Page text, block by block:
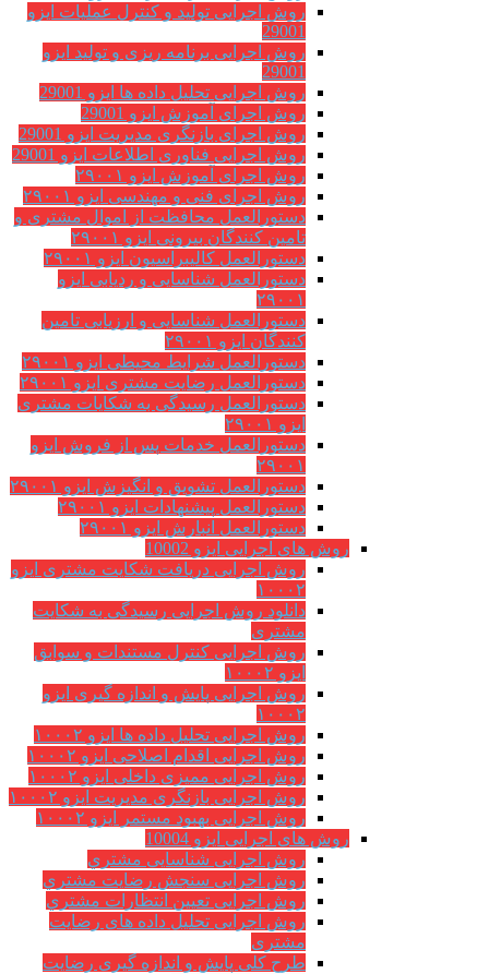
روش اجرایی تولید و کنترل عملیات ایزو
روش اجرایی برنامه ریزی و تولید ایزو
روش اجرایی تحلیل داده ها ایزو 29001
روش اجرای آموزش ایزو 29001
روش اجرای بازنگری مدیریت ایزو 29001
روش اجرایی فناوری اطلاعات ایزو 29001
روش اجرای آموزش ایزو ۲۹۰۰۱
روش اجرای فنی و مهندسی ایزو ۲۹۰۰۱
دستورالعمل محافظت از اموال مشتری و
تامین کنندگان بیرونی ایزو ۲۹۰۰۱
دستورالعمل کالیبراسیون ایزو ۲۹۰۰۱
دستورالعمل شناسایی و ردیابی ایزو
دستورالعمل شناسایی و ارزیابی تامین
دستورالعمل شرایط محیطی ایزو ۲۹۰۰۱
دستورالعمل رضایت مشتری ایزو ۲۹۰۰۱
دستورالعمل رسیدگی به شکایات مشتری
دستورالعمل خدمات پس از فروش ایزو
دستورالعمل تشویق و انگیزش ایزو ۲۹۰۰۱
دستورالعمل پیشنهادات ایزو ۲۹۰۰۱
دستورالعمل انبارش ایزو ۲۹۰۰۱
روش های اجرایی ایزو 10002
روش اجرایی دریافت شکایت مشتری ایزو
دانلود روش اجرایی رسیدگی به شکایت
روش اجرایی کنترل مستندات و سوابق
روش اجرایی پایش و اندازه گیری ایزو
روش اجرایی تحلیل داده ها ایزو ۱۰۰۰۲
روش اجرایی اقدام اصلاحی ایزو ۱۰۰۰۲
روش اجرایی ممیزی داخلی ایزو ۱۰۰۰۲
روش اجرایی بازنگری مدیریت ایزو ۱۰۰۰۲
روش اجرایی بهبود مستمر ایزو ۱۰۰۰۲
روش های اجرایی ایزو 10004
روش اجرایی شناسایی مشتري
روش اجرایی سنجش رضایت مشتري
روش اجرایی تعیین انتظارات مشتري
روش اجرایی تحلیل داده های رضایت
طرح کلی پایش و اندازه گیری رضایت